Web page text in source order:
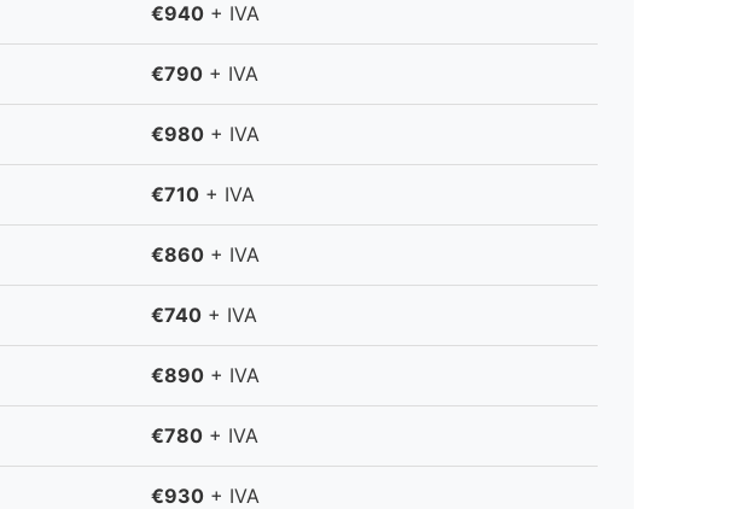
€940 + IVA
€790 + IVA
€980 + IVA
€710 + IVA
€860 + IVA
€740 + IVA
€890 + IVA
€780 + IVA
€930 + IVA